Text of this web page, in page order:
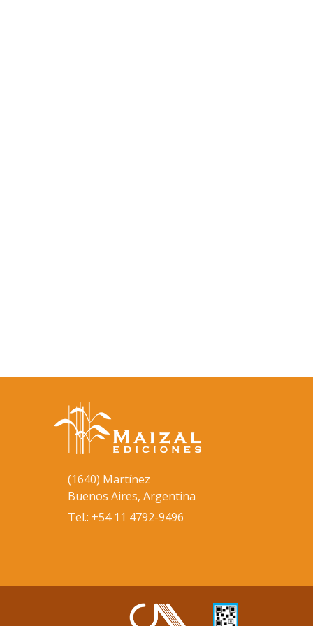
(1640) Martínez
Buenos Aires, Argentina
Tel.: +54 11 4792-9496